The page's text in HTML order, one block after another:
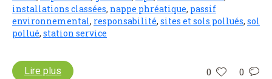
installations classées, nappe phréatique, passif
environnemental, responsabilité, sites et sols pollués, sol
pollué, station service
0 0
Lire plus